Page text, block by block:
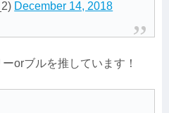
December 14, 2018
orブルを推しています！